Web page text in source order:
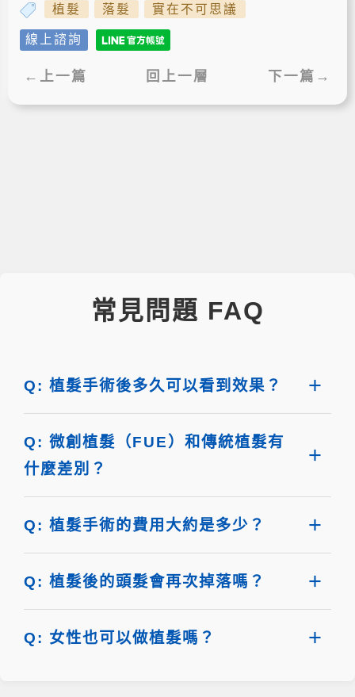
植髮 落髮 實在不可思議
線上諮詢
←上一篇 回上一層 下一篇→
常見問題 FAQ
Q: 植髮手術後多久可以看到效果？
Q: 微創植髮（FUE）和傳統植髮有
什麼差別？
Q: 植髮手術的費用大約是多少？
Q: 植髮後的頭髮會再次掉落嗎？
Q: 女性也可以做植髮嗎？